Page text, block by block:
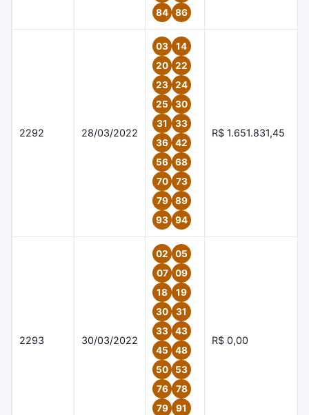
84
86
2292 28/03/2022
03
14
20
22
23
24
25
30
31
33
36
42
56
68
70
73
79
89
93
94
R$ 1.651.831,45
2293 30/03/2022
02
05
07
09
18
19
30
31
33
43
45
48
50
53
76
78
79
91
R$ 0,00